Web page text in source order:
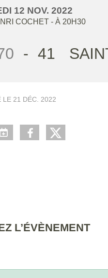
12 NOV. 2022
COCHET - À 20H30
- 41
LE 21 DÉC. 2022
L’ÉVÈNEMENT